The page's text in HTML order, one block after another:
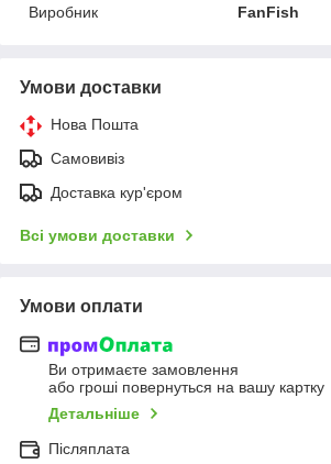
Виробник
FanFish
Умови доставки
Нова Пошта
Самовивіз
Доставка кур'єром
Всі умови доставки
Умови оплати
Ви отримаєте замовлення
або гроші повернуться на вашу картку
Детальніше
Післяплата